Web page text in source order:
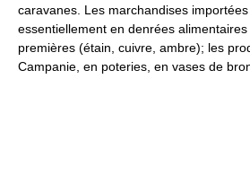
caravanes. Les marchandises
essentiellement en denrées
premières (étain, cuivre, ambre); les
Campanie, en poteries, en vases de